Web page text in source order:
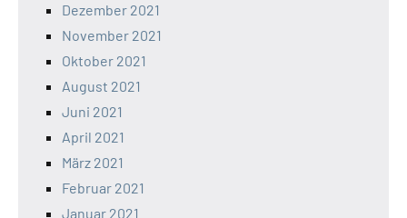
Dezember 2021
November 2021
Oktober 2021
August 2021
Juni 2021
April 2021
März 2021
Februar 2021
Januar 2021